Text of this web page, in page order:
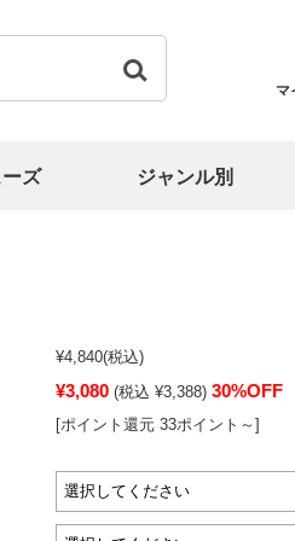
マ
ズ ジャンル別
¥4,840(税込)
¥3,080 (税込 ¥3,388) 30%OFF
[ポイント還元 33ポイント～]